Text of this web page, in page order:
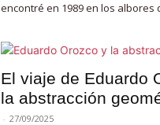
encontré en 1989 en los albores
El viaje de Eduardo
la abstracción
- 27/09/2025